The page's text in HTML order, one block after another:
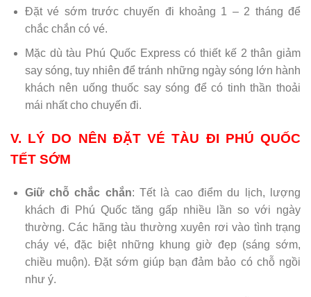
Đặt vé sớm trước chuyến đi khoảng 1 – 2 tháng để
chắc chắn có vé.
Mặc dù tàu Phú Quốc Express có thiết kế 2 thân giảm
say sóng, tuy nhiên để tránh những ngày sóng lớn hành
khách nên uống thuốc say sóng để có tinh thần thoải
mái nhất cho chuyến đi.
V. LÝ DO NÊN ĐẶT VÉ TÀU ĐI PHÚ QUỐC
TẾT SỚM
Giữ chỗ chắc chắn: Tết là cao điểm du lịch, lượng
khách đi Phú Quốc tăng gấp nhiều lần so với ngày
thường. Các hãng tàu thường xuyên rơi vào tình trạng
cháy vé, đặc biệt những khung giờ đẹp (sáng sớm,
chiều muộn). Đặt sớm giúp bạn đảm bảo có chỗ ngồi
như ý.